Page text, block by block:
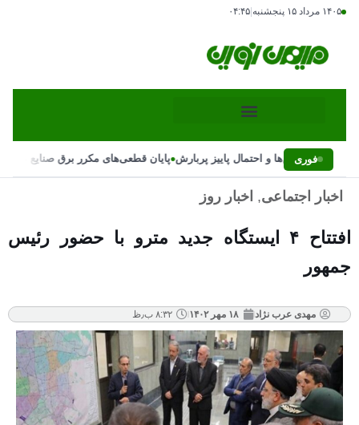
۱۴۰۵ مرداد ۱۵ پنجشنبه ۰۴:۴۵
فوری
ناگهانی بارش‌ها و احتمال پاییز پربارش•پایان قطعی‌های مکرر برق صنایع با
اخبار اجتماعی, اخبار روز
افتتاح ۴ ایستگاه جدید مترو با حضور رئیس
جمهور
مهدی عرب نژاد ۱۸ مهر ۱۴۰۲ ۸:۳۲ ب٫ظ